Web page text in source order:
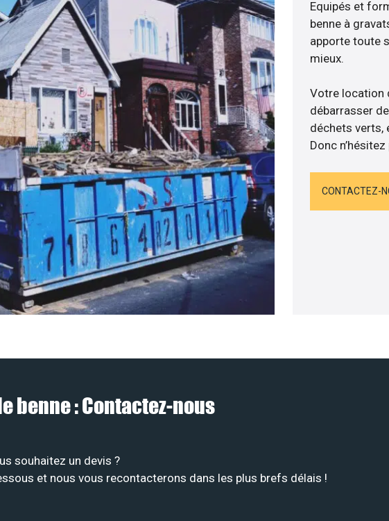
Equipés et
benne à
apporte toute
mieux.
Votre location
débarrasser
déchets verts,
Donc
CONTACTEZ-
benne : Contactez-nous
souhaitez un devis ?
et nous vous recontacterons dans les plus brefs délais !